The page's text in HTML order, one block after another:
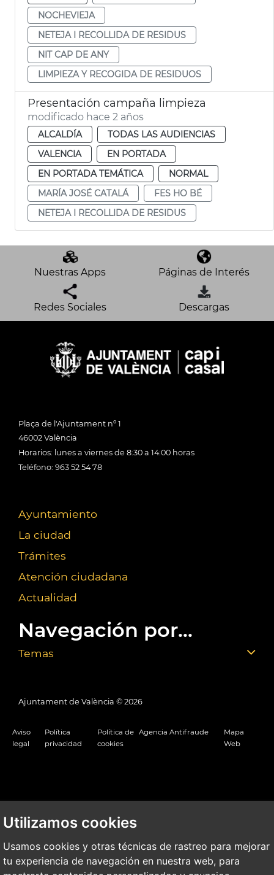
Utilizamos cookies
Usamos cookies y otras técnicas de rastreo para mejorar
tu experiencia de navegación en nuestra web, para
NOCHEVIEJA
NETEJA I RECOLLIDA DE RESIDUS
NIT CAP DE ANY
LIMPIEZA Y RECOGIDA DE RESIDUOS
Presentación campaña limpieza
modificado hace 2 años
ALCALDÍA
TODAS LAS AUDIENCIAS
VALENCIA
EN PORTADA
EN PORTADA TEMÁTICA
NORMAL
MARÍA JOSÉ CATALÁ
FES HO BÉ
NETEJA I RECOLLIDA DE RESIDUS
Nuestras Apps Páginas de Interés
Redes Sociales Descargas
Plaça de l'Ajuntament nº 1
46002 València
Horarios: lunes a viernes de 8:30 a 14:00 horas
Teléfono: 963 52 54 78
Ayuntamiento
La ciudad
Trámites
Atención ciudadana
Actualidad
Navegación por...
Temas
Ajuntament de València © 2026
Aviso
legal
Política
privacidad
Política de
cookies
Agencia Antifraude
Mapa
Web